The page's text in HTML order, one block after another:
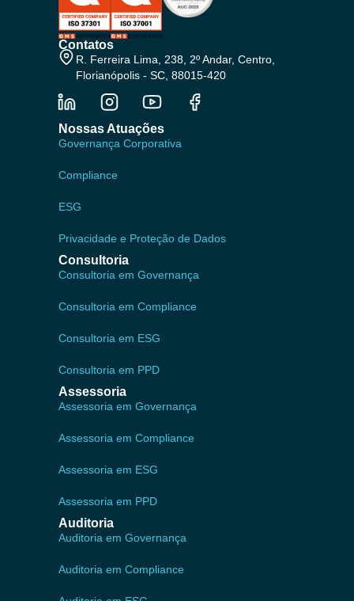
Contatos
R. Ferreira Lima, 238, 2º Andar, Centro,
Florianópolis - SC, 88015-420
Nossas Atuações
Governança Corporativa
Compliance
ESG
Privacidade e Proteção de Dados
Consultoria
Consultoria em Governança
Consultoria em Compliance
Consultoria em ESG
Consultoria em PPD
Assessoria
Assessoria em Governança
Assessoria em Compliance
Assessoria em ESG
Assessoria em PPD
Auditoria
Auditoria em Governança
Auditoria em Compliance